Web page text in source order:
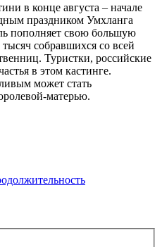
в конце августа – начале
праздником Умхланга
пополняет свою большую
собравшихся со всей
Туристки, российские
в этом кастинге.
может стать
матерью.